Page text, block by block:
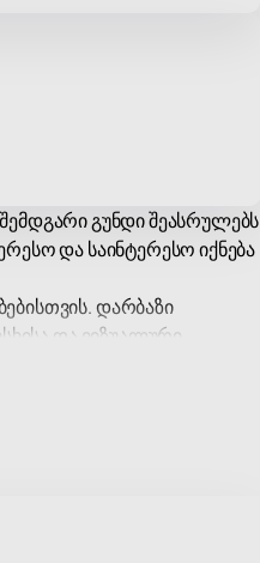
გუნდი შეასრულებს
და საინტერესო იქნება
დარბაზი
და ვიზუალური
ხდის